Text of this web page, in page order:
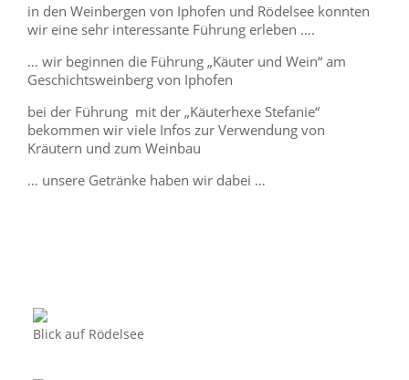
in den Weinbergen von Iphofen und Rödelsee konnten
wir eine sehr interessante Führung erleben ….
… wir beginnen die Führung „Käuter und Wein“ am
Geschichtsweinberg von Iphofen
bei der Führung mit der „Käuterhexe Stefanie“
bekommen wir viele Infos zur Verwendung von
Kräutern und zum Weinbau
… unsere Getränke haben wir dabei …
Blick auf Rödelsee